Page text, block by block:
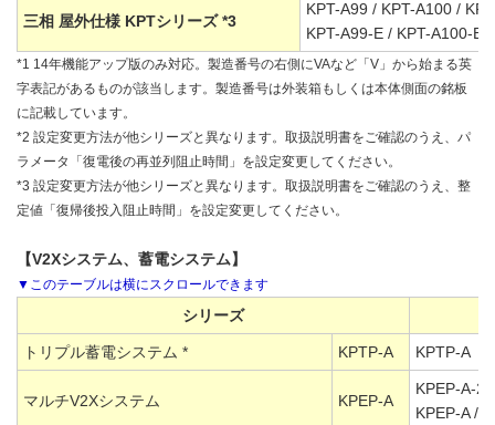
三相 屋外仕様 KPTシリーズ *3
KPT-A99 / KPT-A100 /
KPT-A99-E / KPT-A100-E
*1 14年機能アップ版のみ対応。製造番号の右側にVAなど「V」から始まる英
字表記があるものが該当します。製造番号は外装箱もしくは本体側面の銘板
に記載しています。
*2 設定変更方法が他シリーズと異なります。取扱説明書をご確認のうえ、パ
ラメータ「復電後の再並列阻止時間」を設定変更してください。
*3 設定変更方法が他シリーズと異なります。取扱説明書をご確認のうえ、整
定値「復帰後投入阻止時間」を設定変更してください。
【V2Xシステム、蓄電システム】
シリーズ
トリプル蓄電システム * KPTP-A KPTP-A
マルチV2Xシステム KPEP-A
KPEP-A-2
KPEP-A /